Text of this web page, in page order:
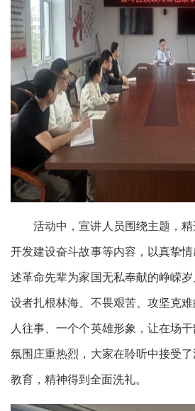
活动中，宣讲人员围绕主题，
开发建设奋斗故事等内容，以真挚
述革命先辈为家国无私奉献的峥嵘
设者扎根林海、不畏艰苦、攻坚克
人往事、一个个英雄形象，让在场
氛围庄重热烈，大家在聆听中接受
教育，精神得到全面洗礼。